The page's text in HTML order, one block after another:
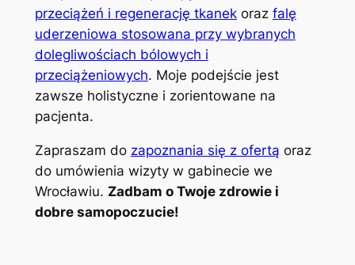
przeciążeń i regenerację tkanekoraz falę
uderzeniowa stosowana przy wybranych
dolegliwościach bólowych i
przeciążeniowych. Moje podejście jest
zawsze holistyczne i zorientowane na
pacjenta.
Zapraszam do zapoznania się z ofertą oraz
do umówienia wizyty w gabinecie we
Wrocławiu. Zadbam o Twoje zdrowie i
dobre samopoczucie!